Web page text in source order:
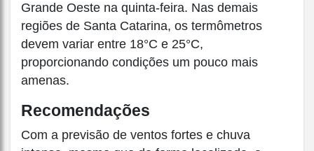
Grande Oeste na quinta-feira. Nas demais
regiões de Santa Catarina, os termômetros
devem variar entre 18°C e 25°C,
proporcionando condições um pouco mais
amenas.
Recomendações
Com a previsão de ventos fortes e chuva